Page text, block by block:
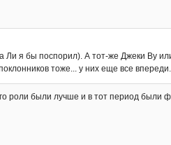
Ли я бы поспорил). А тот-же Джеки Ву
тоже... у них еще все впереди...
роли были лучше и в тот период были